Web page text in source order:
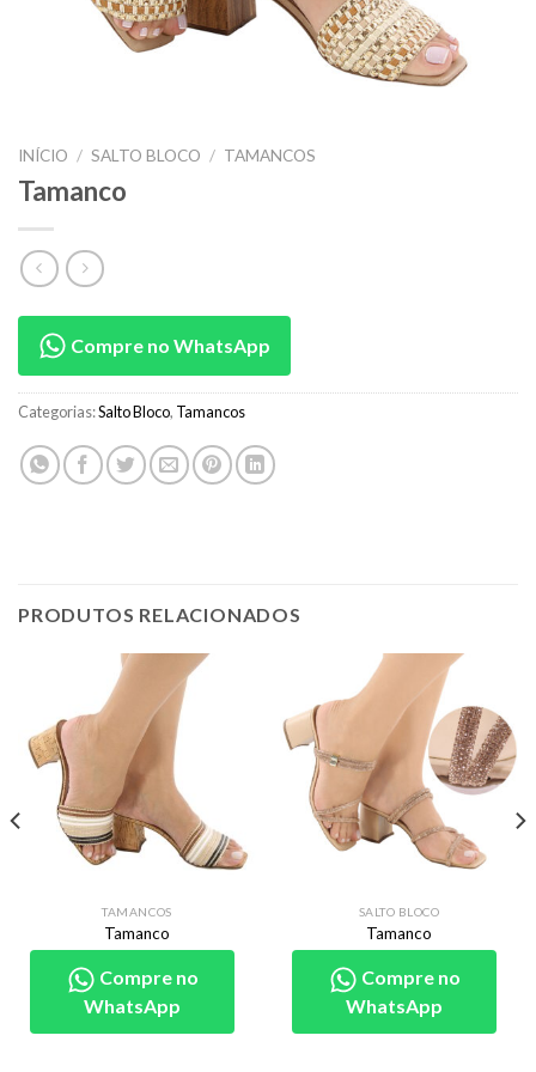
INÍCIO / SALTO BLOCO / TAMANCOS
Tamanco
Compre no WhatsApp
Categorias:Salto Bloco, Tamancos
PRODUTOS RELACIONADOS
TAMANCOS
Tamanco
Compre no
WhatsApp
SALTO BLOCO
Tamanco
Compre no
WhatsApp